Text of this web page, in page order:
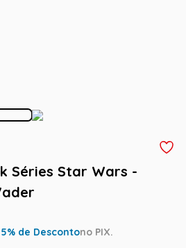
Séries Star Wars -
5% de Descontono PIX.